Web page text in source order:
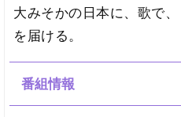
大みそかの日本に、歌で
を届ける。
番組情報